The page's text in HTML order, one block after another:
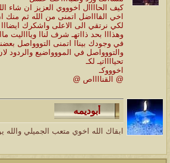
كيف الحاااال اخوووي العزيز ان شاء
اخي الفاااضل اتمنى من الله ثم منك
لكي نرتقي الى الاعلى واشكرك ايضااا
وهذااا بحد ذااتهـ شرف لناا وياااليت
في وجودك بيناا اتمنى التووواصل
والتووواصل في المووواضيع والردود
تحيااااتيـ لكـ
اخوووكـ
@ القنااااص @
ابقاك الله اخوي متعب الجميلي والله